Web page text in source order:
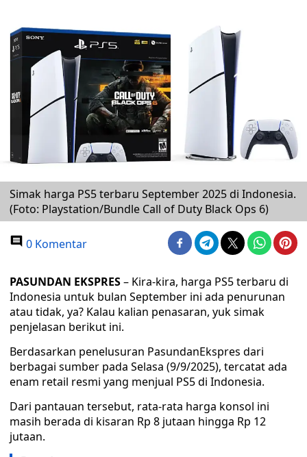
Simak harga PS5 terbaru September 2025 di Indonesia.
(Foto: Playstation/Bundle Call of Duty Black Ops 6)
0 Komentar
PASUNDAN EKSPRES– Kira-kira, harga PS5 terbaru di
Indonesia untuk bulan September ini ada penurunan
atau tidak, ya? Kalau kalian penasaran, yuk simak
penjelasan berikut ini.
Berdasarkan penelusuran PasundanEkspres dari
berbagai sumber pada Selasa (9/9/2025), tercatat ada
enam retail resmi yang menjual PS5 di Indonesia.
Dari pantauan tersebut, rata-rata harga konsol ini
masih berada di kisaran Rp 8 jutaan hingga Rp 12
jutaan.